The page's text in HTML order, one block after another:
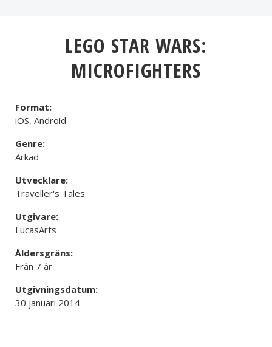
LEGO STAR WARS:
MICROFIGHTERS
Format:
iOS, Android
Genre:
Arkad
Utvecklare:
Traveller's Tales
Utgivare:
LucasArts
Åldersgräns:
Från 7 år
Utgivningsdatum:
30 januari 2014